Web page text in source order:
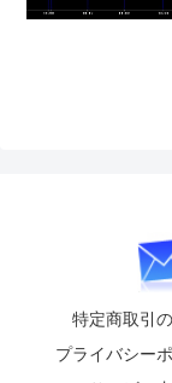
特定商取引
プライバシー